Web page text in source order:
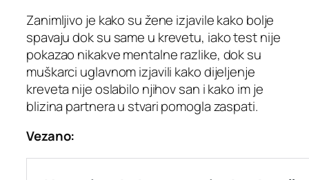
Zanimljivo je kako su žene izjavile kako bolje
spavaju dok su same u krevetu, iako test nije
pokazao nikakve mentalne razlike, dok su
muškarci uglavnom izjavili kako dijeljenje
kreveta nije oslabilo njihov san i kako im je
blizina partnera u stvari pomogla zaspati.
Vezano: